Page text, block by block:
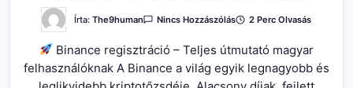
Írta: The9human Nincs HozzászólásA(z)
Lépésről
–
Útmutató
2 Perc Olvasás
Binance regisztráció – Teljes útmutató magyar
felhasználóknak A Binance a világ egyik legnagyobb és